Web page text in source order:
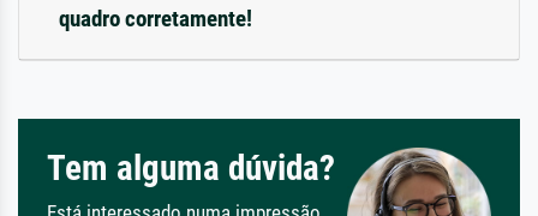
quadro corretamente!
Tem alguma dúvida?